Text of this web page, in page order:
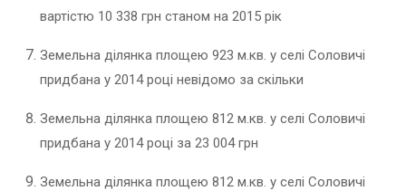
вартістю 10 338 грн станом на 2015 рік
Земельна ділянка площею 923 м.кв. у селі Соловичі
придбана у 2014 році невідомо за скільки
Земельна ділянка площею 812 м.кв. у селі Соловичі
придбана у 2014 році за 23 004 грн
Земельна ділянка площею 812 м.кв. у селі Соловичі